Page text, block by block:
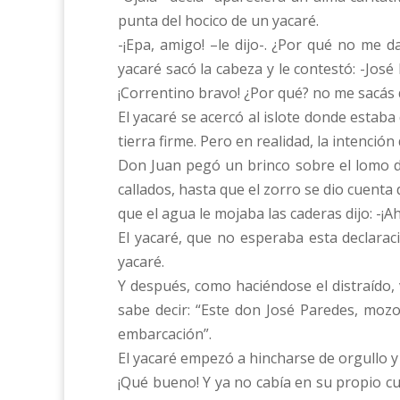
punta del hocico de un yacaré.
-¡Epa, amigo! –le dijo-. ¿Por qué no me
yacaré sacó la cabeza y le contestó: -
¡Correntino bravo! ¿Por qué? no me
El yacaré se acercó al islote donde
tierra firme. Pero en realidad, la
Don Juan pegó un brinco sobre el lomo
callados, hasta que el zorro se dio
que el agua le mojaba las caderas dijo: -
El yacaré, que no esperaba esta
yacaré.
Y después, como haciéndose el
sabe decir: “Este don José Paredes,
embarcación”.
El yacaré empezó a hincharse de orgullo
¡Qué bueno! Y ya no cabía en su propio